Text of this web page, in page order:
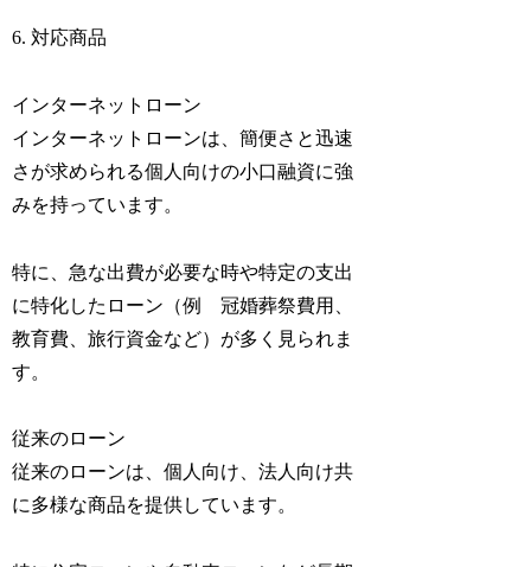
6. 対応商品
インターネットローン
インターネットローンは、簡便さと迅速
さが求められる個人向けの小口融資に強
みを持っています。
特に、急な出費が必要な時や特定の支出
に特化したローン（例 冠婚葬祭費用、
教育費、旅行資金など）が多く見られま
す。
従来のローン
従来のローンは、個人向け、法人向け共
に多様な商品を提供しています。